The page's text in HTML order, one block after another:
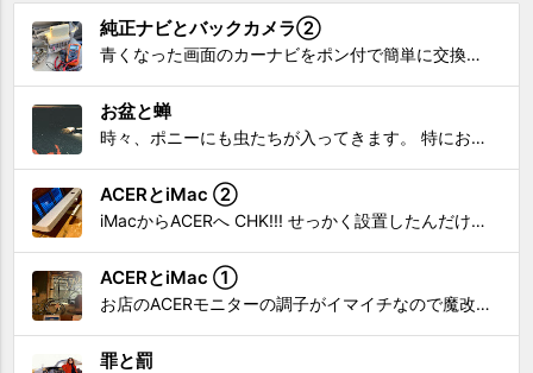
純正ナビとバックカメラ②
青くなった画面のカーナビをポン付で簡単に交換、出来ると思っていたら意外と闇多め!!!なDAY①から続く今回は、DAY②。 テスターで調べてみたのだが、結果的にバックカメラからナビ裏まで来てる、配線を見つけることが出来なかった前回。気付けば闇w。 さてさて、この頃のDVDナビ的なT...
お盆と蝉
時々、ポニーにも虫たちが入ってきます。 特にお盆の頃はどの虫かと気になり探してしまう。 今まではキリギリスやすいっちょん、今思えば今年は蝉だったのかな。
ACERとiMac ②
iMacからACERへ CHK!!! せっかく設置したんだけど〜 画面が真っ暗じゃしょうがないわな。 元のACERモニターを再度、設置🔥 画面のチラツキ、乱れなど不具合、多めですが 見れないより良い。 iMacへ繋いだ時、疑問があった。 せっかくの解像度を生かしてないこと。 2...
ACERとiMac ①
お店のACERモニターの調子がイマイチなので魔改造したiMacと入れ替え 外は豪雨、何処へも行かない火曜。 コツコツ作業スタートです!!! CHK!!! 何年かぶりにモニターを降ろした。 配線がぐちゃぐちゃ😂 要らないケーブルなど、使っていない部材などなど片付けて、拭き掃除w。...
罪と罰